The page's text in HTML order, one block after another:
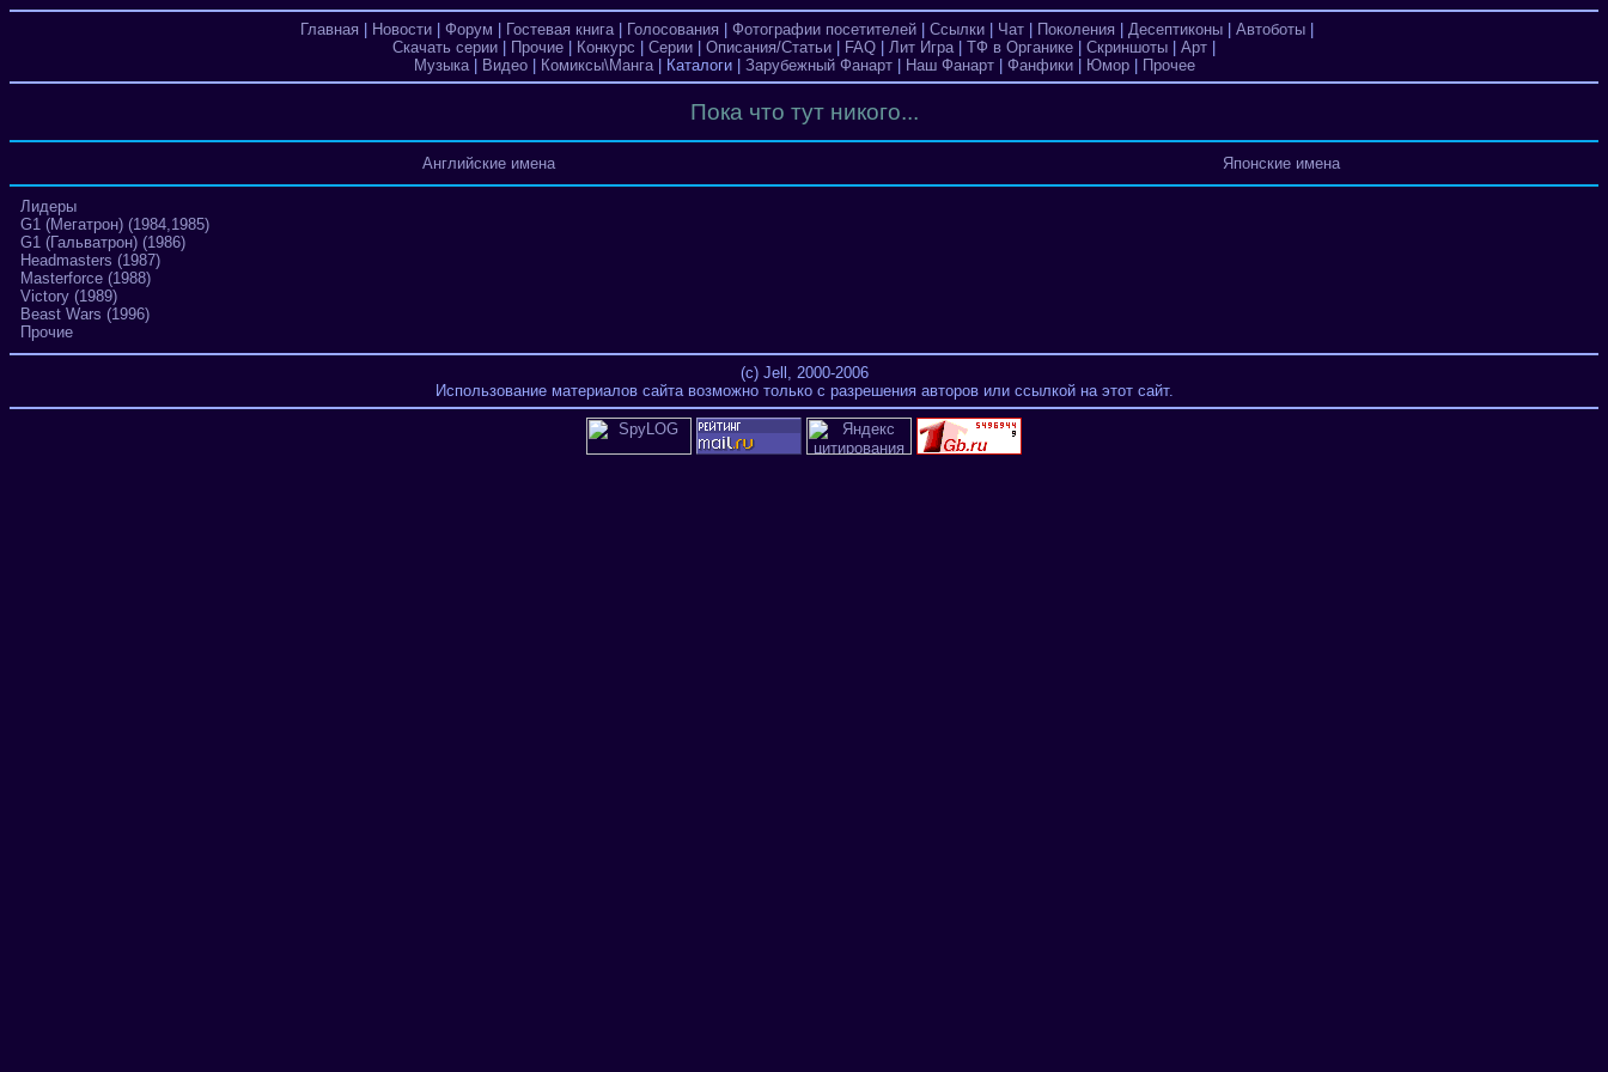
Главная | Новости | Форум | Гостевая книга | Голосования | Фотографии посетителей | Ссылки | Чат | Поколения | Десептиконы | Автоботы |
Скачать серии | Прочие | Конкурс | Серии | Описания/Статьи | FAQ | Лит Игра | ТФ в Органике | Скриншоты | Арт |
Музыка| Видео| Комиксы\Манга| Каталоги | Зарубежный Фанарт| Наш Фанарт| Фанфики| Юмор| Прочее
Пока что тут никого...
Английские имена Японские имена
Лидеры
G1 (Мегатрон) (1984,1985)
G1 (Гальватрон) (1986)
Headmasters (1987)
Masterforce (1988)
Victory (1989)
Beast Wars (1996)
Прочие
(c) Jell, 2000-2006
Использование материалов сайта возможно только с разрешения авторов или ссылкой на этот сайт.